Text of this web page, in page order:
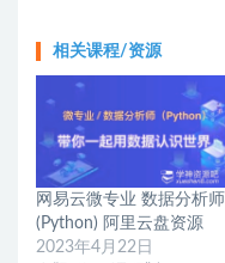
相关课程/资源
网易云微专业 数据分析师
(Python) 阿里云盘资源
2023年4月22日